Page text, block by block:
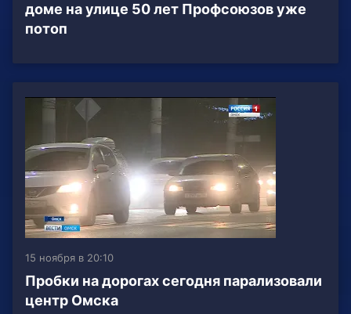
доме на улице 50 лет Профсоюзов уже
потоп
15 ноября в 20:10
Пробки на дорогах сегодня парализовали
центр Омска